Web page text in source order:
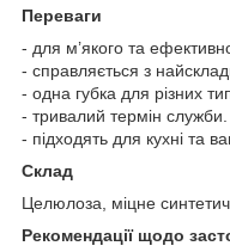
Переваги
- для м’якого та
- справляється з
- одна губка для різних
- тривалий термін служби.
- підходять для кухні та
Склад
Целюлоза, міцне
Рекомендації щодо